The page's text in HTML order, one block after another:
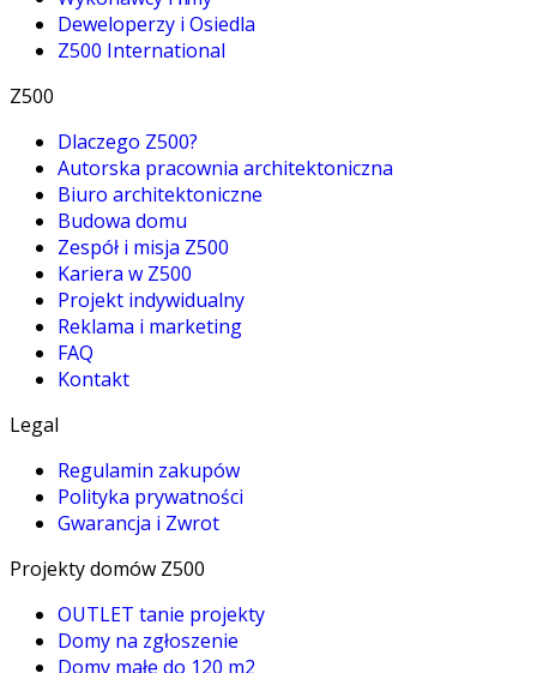
Deweloperzy i Osiedla
Z500 International
Z500
Dlaczego Z500?
Autorska pracownia architektoniczna
Biuro architektoniczne
Budowa domu
Zespół i misja Z500
Kariera w Z500
Projekt indywidualny
Reklama i marketing
FAQ
Kontakt
Legal
Regulamin zakupów
Polityka prywatności
Gwarancja i Zwrot
Projekty domów Z500
OUTLET tanie projekty
Domy na zgłoszenie
Domy małe do 120 m2